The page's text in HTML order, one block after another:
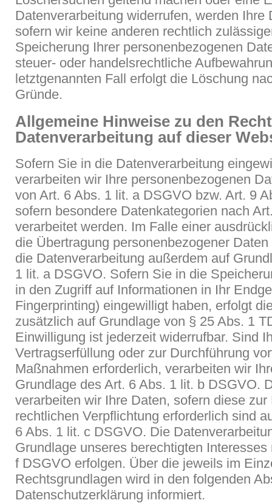
Datenverarbeitung widerrufen, werden Ihre
sofern wir keine anderen rechtlich
Speicherung Ihrer personenbezogenen
steuer- oder handelsrechtliche
letztgenannten Fall erfolgt die Löschung
Gründe.
Allgemeine Hinweise zu den
Datenverarbeitung auf dieser
Sofern Sie in die Datenverarbeitung
verarbeiten wir Ihre personenbezogenen
von Art. 6 Abs. 1 lit. a DSGVO bzw. Art. 9
sofern besondere Datenkategorien nach
verarbeitet werden. Im Falle einer
die Übertragung personenbezogener
die Datenverarbeitung außerdem auf
1 lit. a DSGVO. Sofern Sie in die
in den Zugriff auf Informationen in Ihr
Fingerprinting) eingewilligt haben, erfolgt
zusätzlich auf Grundlage von § 25 Abs. 1
Einwilligung ist jederzeit widerrufbar. Sind
Vertragserfüllung oder zur Durchführung
Maßnahmen erforderlich, verarbeiten wir
Grundlage des Art. 6 Abs. 1 lit. b DSGVO.
verarbeiten wir Ihre Daten, sofern diese zur
rechtlichen Verpflichtung erforderlich sind
6 Abs. 1 lit. c DSGVO. Die
Grundlage unseres berechtigten
f DSGVO erfolgen. Über die jeweils im
Rechtsgrundlagen wird in den folgenden
Datenschutzerklärung informiert.